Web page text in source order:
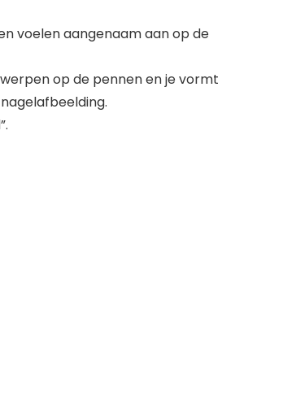
voelen aangenaam aan op de
op de pennen en je vormt